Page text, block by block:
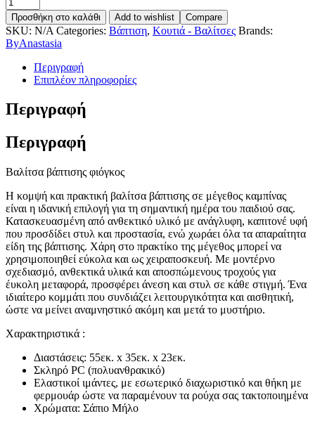
Προσθήκη στο καλάθι Add to wishlist Compare
SKU: N/A Categories: Βάπτιση, Κουτιά - Βαλίτσες Brands:
ByAnastasia
Περιγραφή
Επιπλέον πληροφορίες
Περιγραφή
Περιγραφή
Βαλίτσα βάπτισης φιόγκος
Η κομψή και πρακτική βαλίτσα βάπτισης σε μέγεθος καμπίνας
είναι η ιδανική επιλογή για τη σημαντική ημέρα του παιδιού σας.
Κατασκευασμένη από ανθεκτικό υλικό με ανάγλυφη, καπιτονέ υφή
που προσδίδει στυλ και προστασία, ενώ χωράει όλα τα απαραίτητα
είδη της βάπτισης. Χάρη στο πρακτίκο της μέγεθος μπορεί να
χρησιμοποιηθεί εύκολα και ως χειραποσκευή. Με μοντέρνο
σχεδιασμό, ανθεκτικά υλικά και αποσπώμενους τροχούς για
έυκολη μεταφορά, προσφέρει άνεση και στυλ σε κάθε στιγμή. Ένα
ιδιαίτερο κομμάτι που συνδιάζει λειτουργικότητα και αισθητική,
ώστε να μείνει αναμνηστικό ακόμη και μετά το μυστήριο.
Χαρακτηριστικά :
Διαστάσεις: 55εκ. x 35εκ. x 23εκ.
Σκληρό PC (πολυανθρακικό)
Ελαστικοί ιμάντες, με εσωτερικό διαχωριστικό και θήκη με
φερμουάρ ώστε να παραμένουν τα ρούχα σας τακτοποιημένα
Χρώματα: Σάπιο Μήλο